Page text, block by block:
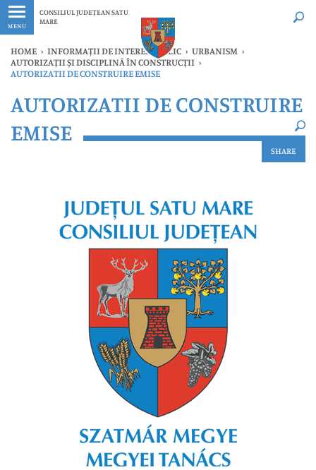
MENU
CONSILIUL JUDEȚEAN SATU
MARE
Ultimele
HOME › INFORMAȚII DE INTERES PUBLIC › URBANISM ›
AUTORIZAȚII ȘI DISCIPLINĂ ÎN CONSTRUCȚII ›
AUTORIZATII DE CONSTRUIRE EMISE
Ultimele Oricând
AUTORIZATII DE CONSTRUIRE
EMISE
SHARE